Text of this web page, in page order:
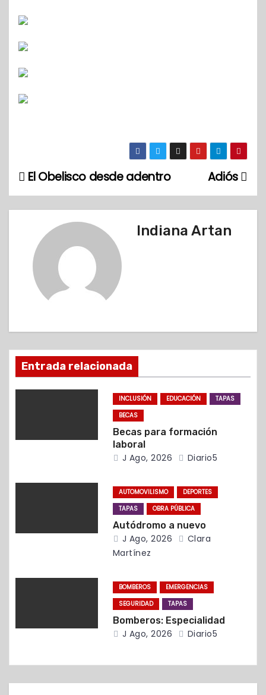
N
a
c
i
ó
e
t
a
a
Adiós
El Obelisco desde adentro
Indiana Artan
Entrada relacionada
INCLUSIÓN EDUCACIÓN
TAPAS
BECAS
Becas para formación
laboral
J Ago, 2026 Diario5
AUTOMOVILISMO
DEPORTES
TAPAS
OBRA PÚBLICA
Autódromo a nuevo
J Ago, 2026
Clara
Martínez
BOMBEROS
EMERGENCIAS
SEGURIDAD
TAPAS
Bomberos: Especialidad
J Ago, 2026 Diario5